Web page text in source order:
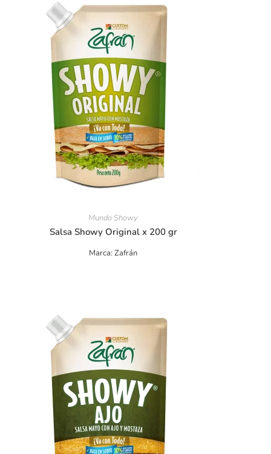
Marca: Zafrán
Mundo Showy
Salsa Showy Original x 200 gr